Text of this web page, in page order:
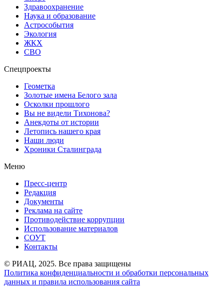
Здравоохранение
Наука и образование
Астрособытия
Экология
ЖКХ
СВО
Спецпроекты
Геометка
Золотые имена Белого зала
Осколки прошлого
Вы не видели Тихонова?
Анекдоты от истории
Летопись нашего края
Наши люди
Хроники Сталинграда
Меню
Пресс-центр
Редакция
Документы
Реклама на сайте
Противодействие коррупции
Использование материалов
СОУТ
Контакты
© РИАЦ, 2025. Все права защищены
Политика конфиденциальности и обработки персональных
данных и правила использования сайта